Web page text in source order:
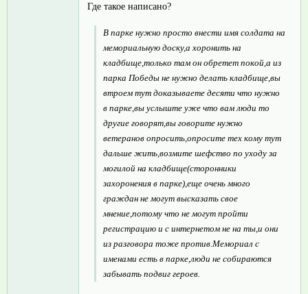
Где такое написано?
В парке нужно просто внести имя солдата на
мемориальную доску,а хоронить на
кладбище,только там он обретет покой,а из
парка Победы не нужно делать кладбище,вы
втроем тут доказываете десяти что нужно
в парке,вы услыште уже что вам люди то
другие говорят,вы говорите нужно
ветеранов опросить,опросите тех кому тут
дальше жить,возмите шефство по уходу за
могилой на кладбище(сторонники
захоронения в парке),еще очень много
граждан не могут высказать свое
мнение,потому что не могут пройти
регистрацию и с интернетом не на ты,и они
из разговора тоже против.Мемориал с
именами есть в парке,люди не собираются
забывать подвиг героев.